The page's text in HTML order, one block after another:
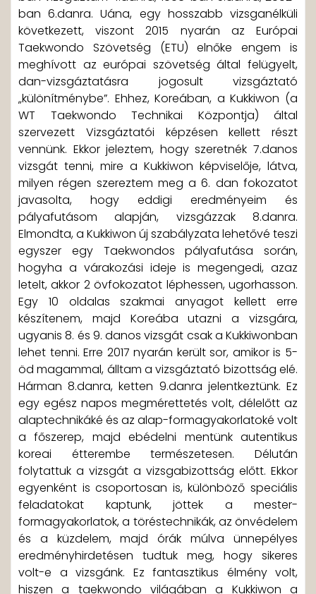
ban 6.danra. Uána, egy hosszabb vizsganélküli
következett, viszont 2015 nyarán az Európai
Taekwondo Szövetség (ETU) elnőke engem is
meghívott az európai szövetség által felügyelt,
dan-vizsgáztatásra jogosult vizsgáztató
„különítménybe”. Ehhez, Koreában, a Kukkiwon (a
WT Taekwondo Technikai Központja) által
szervezett Vizsgáztatói képzésen kellett részt
vennünk. Ekkor jeleztem, hogy szeretnék 7.danos
vizsgát tenni, mire a Kukkiwon képviselője, látva,
milyen régen szereztem meg a 6. dan fokozatot
javasolta, hogy eddigi eredményeim és
pályafutásom alapján, vizsgázzak 8.danra.
Elmondta, a Kukkiwon új szabályzata lehetővé teszi
egyszer egy Taekwondos pályafutása során,
hogyha a várakozási ideje is megengedi, azaz
letelt, akkor 2 övfokozatot léphessen, ugorhasson.
Egy 10 oldalas szakmai anyagot kellett erre
készítenem, majd Koreába utazni a vizsgára,
ugyanis 8. és 9. danos vizsgát csak a Kukkiwonban
lehet tenni. Erre 2017 nyarán került sor, amikor is 5-
öd magammal, álltam a vizsgáztató bizottság elé.
Hárman 8.danra, ketten 9.danra jelentkeztünk. Ez
egy egész napos megmérettetés volt, délelőtt az
alaptechnikáké és az alap-formagyakorlatoké volt
a főszerep, majd ebédelni mentünk autentikus
koreai étterembe természetesen. Délután
folytattuk a vizsgát a vizsgabizottság előtt. Ekkor
egyenként is csoportosan is, különböző speciális
feladatokat kaptunk, jöttek a mester-
formagyakorlatok, a töréstechnikák, az önvédelem
és a küzdelem, majd órák múlva ünnepélyes
eredményhirdetésen tudtuk meg, hogy sikeres
volt-e a vizsgánk. Ez fantasztikus élmény volt,
hiszen a taekwondo világában a Kukkiwon a